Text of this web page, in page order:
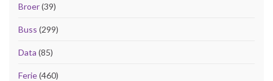
Broer(39)
Buss (299)
Data (85)
Ferie(460)